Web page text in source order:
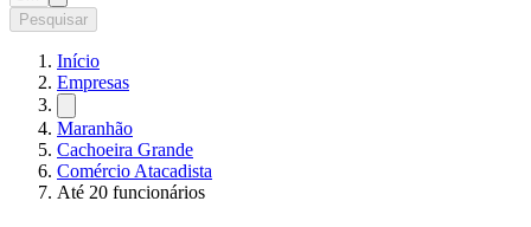
Pesquisar
Início
Empresas
Maranhão
Cachoeira Grande
Comércio Atacadista
Até 20 funcionários